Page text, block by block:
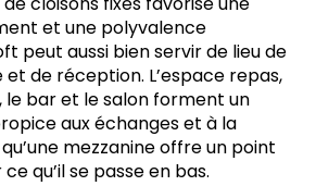
et une polyvalence
peut aussi bien servir de lieu de
de réception. L’espace repas,
le bar et le salon forment un
aux échanges et à la
mezzanine offre un point
qu’il se passe en bas.